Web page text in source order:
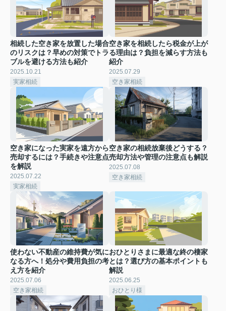
相続した空き家を放置した場合
のリスクは？早めの対策でトラ
ブルを避ける方法も紹介
2025.10.21
実家相続
空き家を相続したら税金が上が
る理由は？負担を減らす方法も
紹介
2025.07.29
空き家相続
空き家になった実家を遠方から
売却するには？手続きや注意点
を解説
2025.07.22
実家相続
空き家の相続放棄後どうする？
売却方法や管理の注意点も解説
2025.07.08
空き家相続
使わない不動産の維持費が気に
なる方へ！処分や費用負担の考
え方を紹介
2025.07.06
空き家相続
おひとりさまに最適な終の棲家
とは？選び方の基本ポイントも
解説
2025.06.25
おひとり様